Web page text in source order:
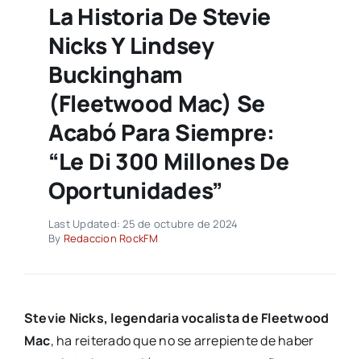
La Historia De Stevie
Nicks Y Lindsey
Buckingham
(Fleetwood Mac) Se
Acabó Para Siempre:
“Le Di 300 Millones De
Oportunidades”
Last Updated: 25 de octubre de 2024
By Redaccion RockFM
Stevie Nicks, legendaria vocalista de Fleetwood
Mac, ha reiterado que no se arrepiente de haber